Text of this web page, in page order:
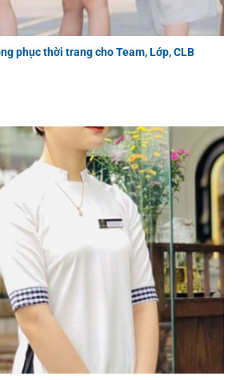
phục thời trang cho Team, Lớp, CLB